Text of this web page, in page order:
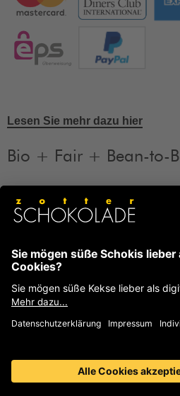
Lesen Sie mehr dazu hier
Bio + Fair + Bean-to-
Informationen
FAQ
Häufige Fragen und Antworten